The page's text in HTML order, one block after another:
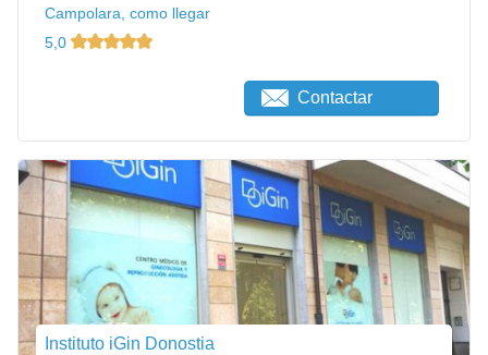
Campolara, como llegar
5,0
Contactar
Instituto iGin Donostia